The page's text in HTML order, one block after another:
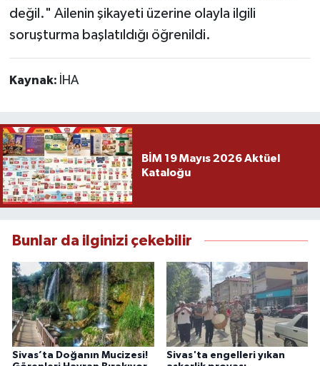
değil." Ailenin şikayeti üzerine olayla ilgili
soruşturma başlatıldığı öğrenildi.
Kaynak: İHA
BİM 19 Mayıs 2026 Aktüel
Kataloğu
Bunlar da ilginizi çekebilir
Sivas’ta Doğanın Mucizesi!
Sivas'ta engelleri yıkan